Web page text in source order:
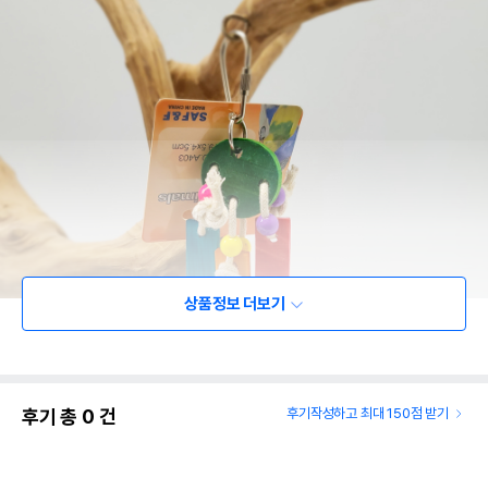
상품정보 더보기
후기 총 0 건 후기작성하고 최대 150점 받기